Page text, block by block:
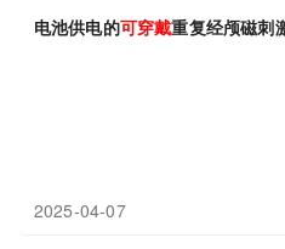
电池供电的可穿戴重复经颅磁刺
2025-04-07